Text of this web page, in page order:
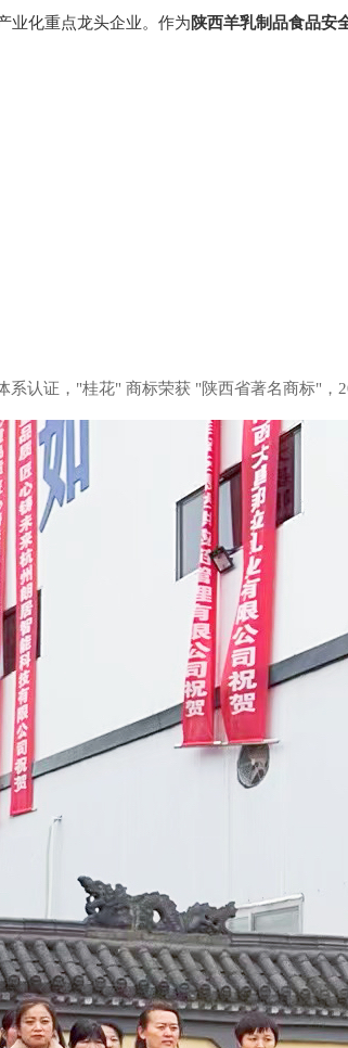
业化重点龙头企业。作为陕西羊乳制品食品安
认证，"桂花" 商标荣获 "陕西省著名商标"，